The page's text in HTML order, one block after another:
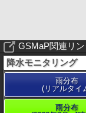
200 km
GSMaP関連リン
降水モニタリング
雨分布
(リアルタイ
雨分布